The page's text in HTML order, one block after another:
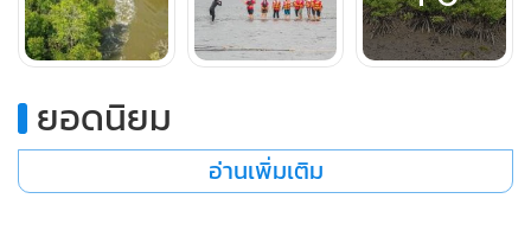
ใบเล็กและใบใหญ่ รวมถึงพันธุ์ไม้ชายเลนอีกหลากหลายชนิดใน
เขตป่าสงวนแห่งชาติปากแม่น้ำเวฬุในวันนี้สะท้อนให้เห็นถึง
ทางทะเลและชายฝั่ง (ทช.) ที่ตั้งใจจะพลิกฟื้นผืนป่าชายเลนแห่ง
นี้ให้กลับมาเขียวขจีขึ้นใหม่จากที่เริ่มต้นปลูกป่า 1,000 ไร่ในปี
2558 วันนี้ได้ขยายเป็น 6,540 ไร่ ซึ่งการปลูกป่าของ กฟผ.นี้ไม่ได้
ยอดนิยม
อ่านเพิ่มเติม